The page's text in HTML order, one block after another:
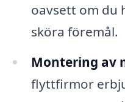
oavsett om du
sköra föremål.
Montering av
flyttfirmor